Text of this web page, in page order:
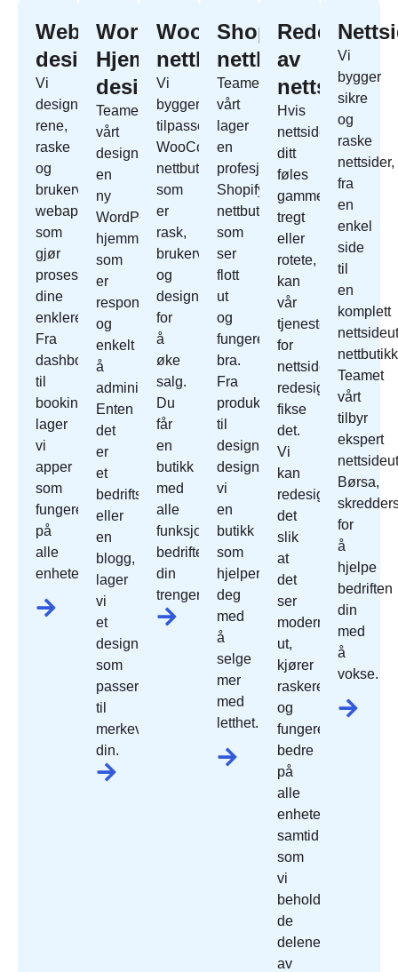
Webapp
design
Vi
designer
rene,
raske
og
brukervennlige
webapper
som
gjør
prosessene
dine
enklere.
Fra
dashbord
til
bookingsystemer
lager
vi
apper
som
fungerer
på
alle
enheter.
WordPress
Hjemmeside
design
Teamet
vårt
designer
en
ny
WordPress
hjemmeside
som
er
responsivt
og
enkelt
å
administrere.
Enten
det
er
et
bedriftsnettsted
eller
en
blogg,
lager
vi
et
design
som
passer
til
merkevaren
din.
WooCommerce
nettbutikk
Vi
bygger
tilpassede
WooCommerce
nettbutikk
som
er
rask,
brukervennlig
og
designet
for
å
øke
salg.
Du
får
en
butikk
med
alle
funksjonene
bedriften
din
trenger.
Shopify
nettbutikk
Teamet
vårt
lager
en
profesjonell
Shopify
nettbutikk
som
ser
flott
ut
og
fungerer
bra.
Fra
produktoppsett
til
design
designer
vi
en
butikk
som
hjelper
deg
med
å
selge
mer
med
letthet.
Redesign
av
nettside
Hvis
nettside
ditt
føles
gammelt,
tregt
eller
rotete,
kan
vår
tjeneste
for
nettside
redesign
fikse
det.
Vi
kan
redesign
det
slik
at
det
ser
moderne
ut,
kjører
raskere
og
fungerer
bedre
på
alle
enheter,
samtidig
som
vi
beholder
de
delene
av
Vi
bygger
sikre
og
raske
nettsider,
fra
en
enkel
side
til
en
komplett
Teamet
vårt
tilbyr
ekspert
Børsa,
for
å
hjelpe
bedriften
din
med
å
vokse.